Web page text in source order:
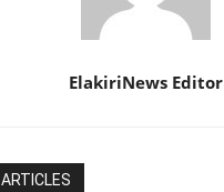
ElakiriNews Editor